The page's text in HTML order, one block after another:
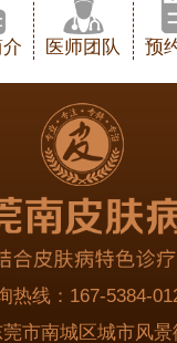
医师团队 预
热线： 167-5384-
莞市南城区城市风景